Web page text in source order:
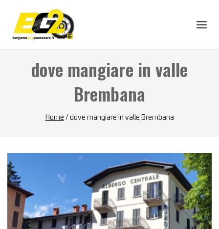
content
dove mangiare in valle
Brembana
Home / dove mangiare in valle Brembana